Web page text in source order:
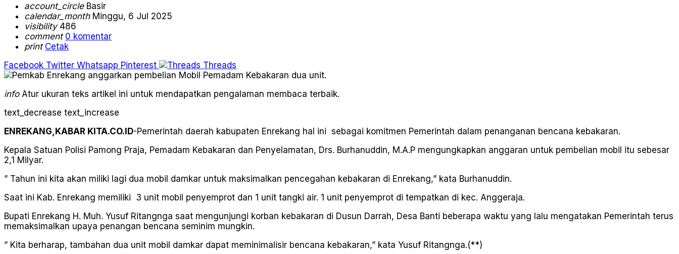
account_circleBasir
calendar_monthMinggu, 6 Jul 2025
visibility486
comment 0 komentar
print Cetak
Facebook Twitter Whatsapp Pinterest Threads
infoAtur ukuran teks artikel ini untuk mendapatkan pengalaman membaca terbaik.
text_decrease text_increase
ENREKANG,KABAR KITA.CO.ID-Pemerintah daerah kabupaten Enrekang hal ini sebagai komitmen Pemerintah dalam penanganan bencana kebakaran.
Kepala Satuan Polisi Pamong Praja, Pemadam Kebakaran dan Penyelamatan, Drs. Burhanuddin, M.A.P mengungkapkan anggaran untuk pembelian mobil itu sebesar
2,1 Milyar.
” Tahun ini kita akan miliki lagi dua mobil damkar untuk maksimalkan pencegahan kebakaran di Enrekang,” kata Burhanuddin.
Saat ini Kab. Enrekang memiliki 3 unit mobil penyemprot dan 1 unit tangki air. 1 unit penyemprot di tempatkan di kec. Anggeraja.
Bupati Enrekang H. Muh. Yusuf Ritangnga saat mengunjungi korban kebakaran di Dusun Darrah, Desa Banti beberapa waktu yang lalu mengatakan Pemerintah terus
memaksimalkan upaya penangan bencana seminim mungkin.
” Kita berharap, tambahan dua unit mobil damkar dapat meminimalisir bencana kebakaran,” kata Yusuf Ritangnga.(**)